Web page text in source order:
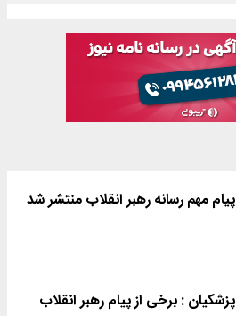
پیام مهم رسانه رهبر انقلاب منتشر شد
پزشکیان : برخی از پیام رهبر انقلاب